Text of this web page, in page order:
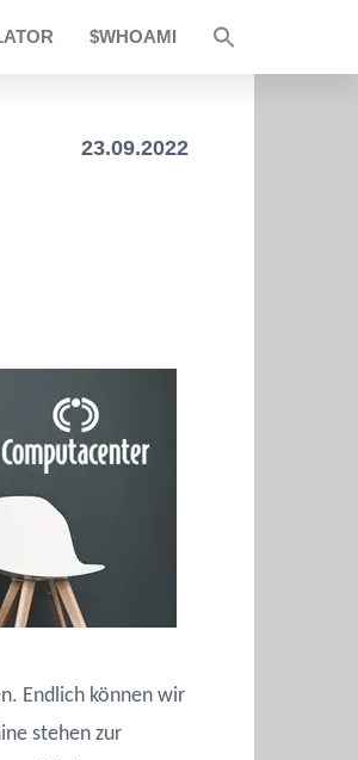
$WHOAMI
23.09.2022
Endlich können wir
stehen zur